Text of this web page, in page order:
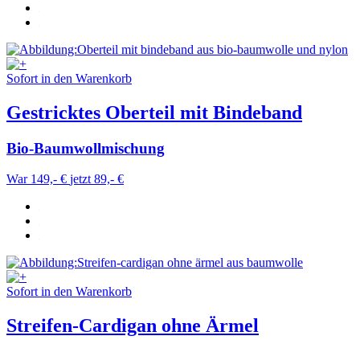
Sofort in den Warenkorb
Gestricktes Oberteil mit Bindeband
Bio-Baumwollmischung
War 149,- € jetzt 89,- €
Sofort in den Warenkorb
Streifen-Cardigan ohne Ärmel